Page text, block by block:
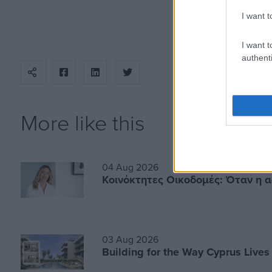
I want
I want
More like this
04 Aug 2026
Κοινόκτητες Οικοδομές: Όταν η
03 Aug 2026
Building for the Way Cyprus Lives